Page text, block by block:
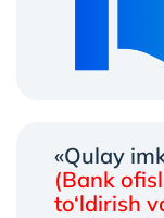
«Qulay
(Bank
to‘ldirish